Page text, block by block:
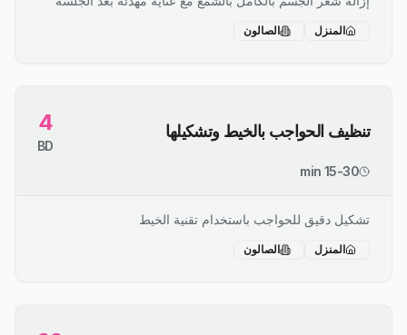
المنزل الصالون
تنظيف الحواجب بالخيط وتشكيلها 4
BD
15-30 min
تشكيل دقيق للحواجب باستخدام تقنية الخيط
المنزل الصالون